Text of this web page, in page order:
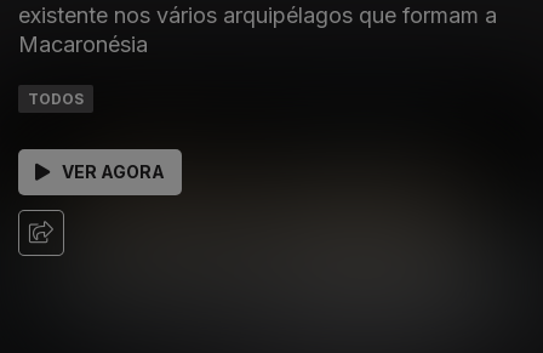
existente nos vários arquipélagos que formam a
Macaronésia
TODOS
VER AGORA